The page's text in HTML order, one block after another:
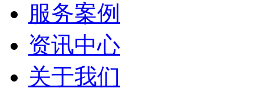
服务案例
资讯中心
关于我们